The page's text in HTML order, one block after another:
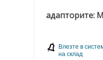
адапторите:
Влезте в
на склад